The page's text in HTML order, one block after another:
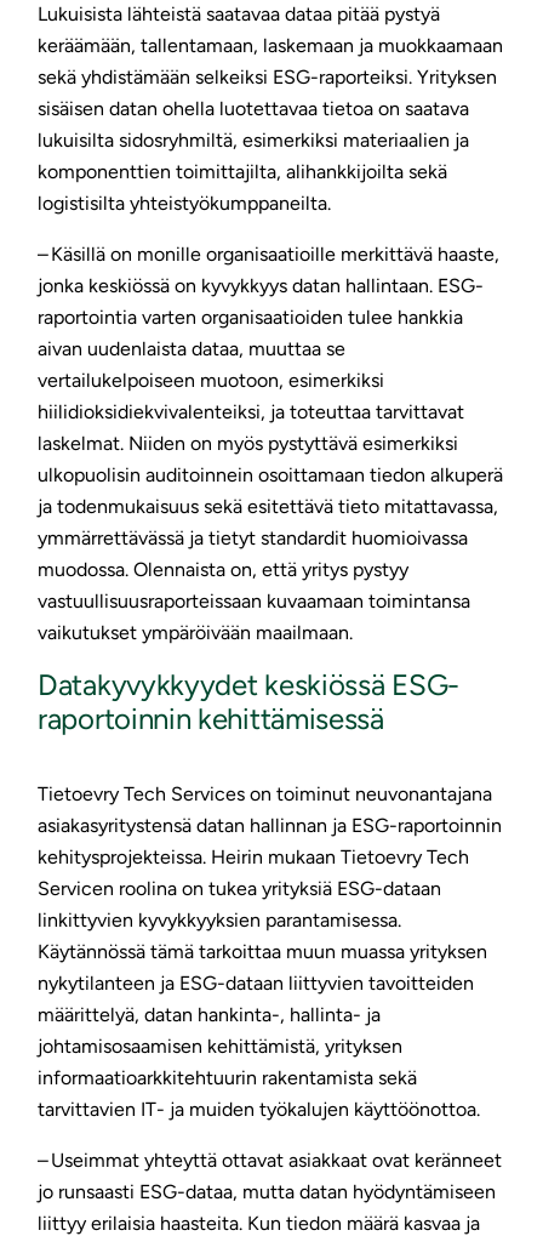
Lukuisista lähteistä saatavaa dataa pitää pystyä
keräämään, tallentamaan, laskemaan ja muokkaamaan
sekä yhdistämään selkeiksi ESG-raporteiksi. Yrityksen
sisäisen datan ohella luotettavaa tietoa on saatava
lukuisilta sidosryhmiltä, esimerkiksi materiaalien ja
komponenttien toimittajilta, alihankkijoilta sekä
logistisilta yhteistyökumppaneilta.
– Käsillä on monille organisaatioille merkittävä haaste,
jonka keskiössä on kyvykkyys datan hallintaan. ESG-
raportointia varten organisaatioiden tulee hankkia
aivan uudenlaista dataa, muuttaa se
vertailukelpoiseen muotoon, esimerkiksi
hiilidioksidiekvivalenteiksi, ja toteuttaa tarvittavat
laskelmat. Niiden on myös pystyttävä esimerkiksi
ulkopuolisin auditoinnein osoittamaan tiedon alkuperä
ja todenmukaisuus sekä esitettävä tieto mitattavassa,
ymmärrettävässä ja tietyt standardit huomioivassa
muodossa. Olennaista on, että yritys pystyy
vastuullisuusraporteissaan kuvaamaan toimintansa
vaikutukset ympäröivään maailmaan.
Datakyvykkyydet keskiössä ESG-
raportoinnin kehittämisessä
Tietoevry Tech Services on toiminut neuvonantajana
asiakasyritystensä datan hallinnan ja ESG-raportoinnin
kehitysprojekteissa. Heirin mukaan Tietoevry Tech
Servicen roolina on tukea yrityksiä ESG-dataan
linkittyvien kyvykkyyksien parantamisessa.
Käytännössä tämä tarkoittaa muun muassa yrityksen
nykytilanteen ja ESG-dataan liittyvien tavoitteiden
määrittelyä, datan hankinta-, hallinta- ja
johtamisosaamisen kehittämistä, yrityksen
informaatioarkkitehtuurin rakentamista sekä
tarvittavien IT- ja muiden työkalujen käyttöönottoa.
– Useimmat yhteyttä ottavat asiakkaat ovat keränneet
jo runsaasti ESG-dataa, mutta datan hyödyntämiseen
liittyy erilaisia haasteita. Kun tiedon määrä kasvaa ja